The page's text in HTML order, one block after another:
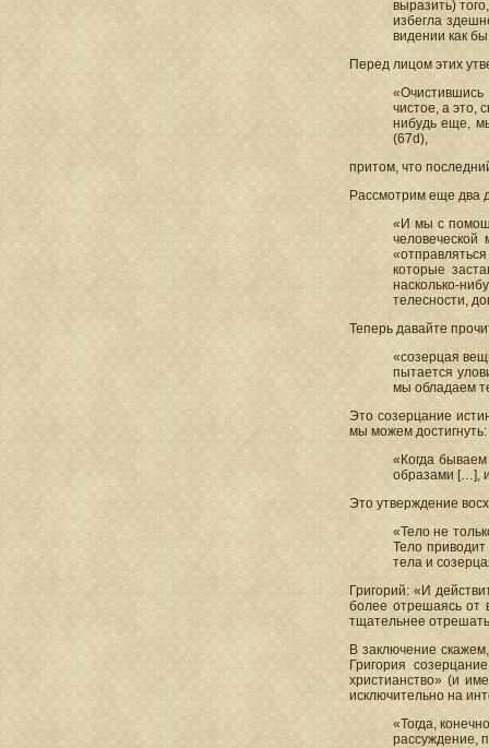
выразить)
избегла
видении как
Перед лицом этих
чистое, а это,
нибудь еще,
(67d),
притом, что
Рассмотрим еще два
«И мы с
которые
насколько-
телесности,
Теперь давайте
«созерцая
пытается
мы обладаем
Это созерцание
мы можем достигнуть:
«Когда
образами […],
Это утверждение
«Тело не
Тело
тела и
Григорий: «И
более отрешаясь от
тщательнее отрешать
В заключение
Григория
христианство» (и
исключительно на
«Тогда,
рассуждение,